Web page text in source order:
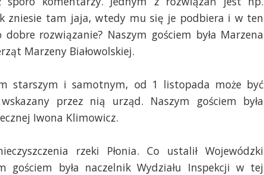
zniesie tam jaja, wtedy mu się je podbiera i w ten
rozwiązanie? Naszym gościem była Marzena
Marzeny Białowolskiej.
starszym i samotnym, od 1 listopada może być
przez nią urząd. Naszym gościem była
Iwona Klimowicz.
rzeki Płonia. Co ustalił Wojewódzki
gościem była naczelnik Wydziału Inspekcji w tej